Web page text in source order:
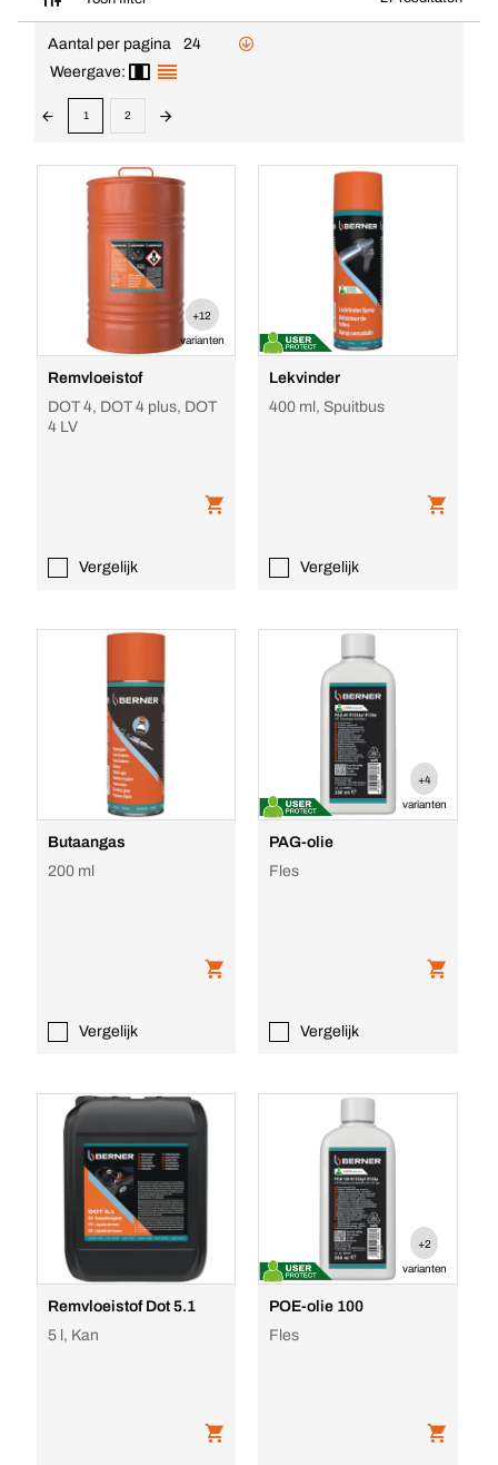
Aantal per pagina
24
Weergave:
1 2
+12
varianten
Remvloeistof
DOT 4, DOT 4 plus, DOT
4 LV
Vergelijk
Lekvinder
400 ml, Spuitbus
Vergelijk
Butaangas
200 ml
Vergelijk
+4
varianten
PAG-olie
Fles
Vergelijk
Remvloeistof Dot 5.1
5 l, Kan
+2
varianten
POE-olie 100
Fles